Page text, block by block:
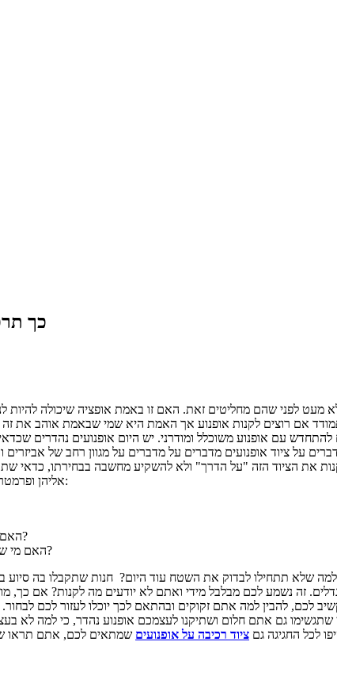
כך
מעט לפני שהם מחליטים זאת. האם זו באמת אופציה שיכולה להיות
אם רוצים לקנות אופנוע אך האמת היא שמי שבאמת אוהב את זה
עם אופנוע משוכלל ומודרני. יש היום אופנועים נהדרים
על ציוד אופנועים מדברים על מדברים על מגוון רחב של
את הציוד הזה "על הדרך" ולא להשקיע מחשבה בבחירתו, כדאי
אליהן ופרמטרים רבים שיוכלו לעזור לכם לקבל את ההחלטה הנכונה:
האם הציוד מתאים לכם בגודל ואם הוא נוח עבורכם?
האם מידומה ממליץ עליו בחום?
שלא תתחילו לבדוק את השטח עוד היום? חנות שתקבלו בה סיוע
זה נשמע לכם מבלבל מידי ואתם לא יודעים מה לקנות? אם כך,
לכם, להבין למה אתם זקוקים ובהתאם לכך יוכלו לעזור לכם לבחור.
גם אתם חלום ושתיקנו לעצמכם אופנוע נהדר, כי למה לא
לכל החגיגה גם ציוד רכיבה על אופנועים